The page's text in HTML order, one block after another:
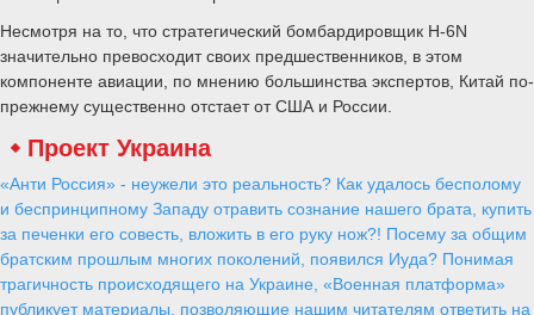
Несмотря на то, что стратегический бомбардировщик Н-6N
значительно превосходит своих предшественников, в этом
компоненте авиации, по мнению большинства экспертов, Китай по-
прежнему существенно отстает от США и России.
Проект Украина
«Анти Россия» - неужели это реальность? Как удалось бесполому
и беспринципному Западу отравить сознание нашего брата, купить
за печенки его совесть, вложить в его руку нож?! Посему за общим
братским прошлым многих поколений, появился Иуда? Понимая
трагичность происходящего на Украине, «Военная платформа»
публикует материалы, позволяющие нашим читателям ответить на